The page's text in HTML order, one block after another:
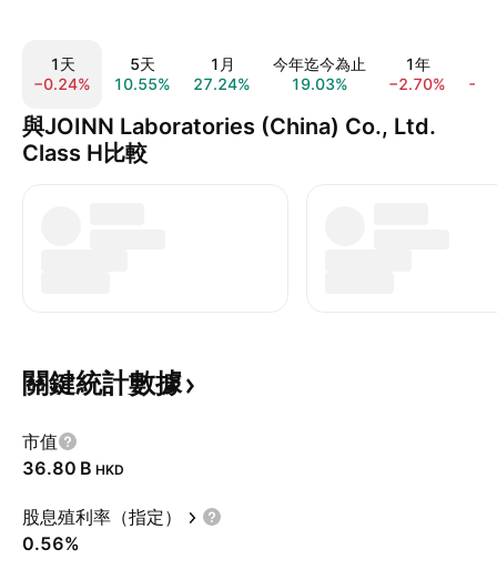
1天
−0.24%
5天
10.55%
1月
27.24%
今年迄今為止
19.03%
1年
−2.70%
與JOINN Laboratories (China) Co., Ltd.
Class H比較
關鍵統計數據
市值
‪36.80 B‬ HKD
股息殖利率（指定）
0.56%